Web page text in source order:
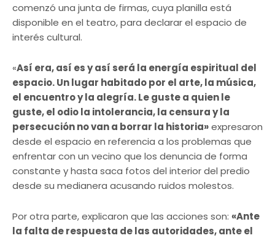
comenzó una junta de firmas, cuya planilla está
disponible en el teatro, para declarar el espacio de
interés cultural.
«Así era, así es y así será la energía espiritual del
espacio. Un lugar habitado por el arte, la música,
el encuentro y la alegría. Le guste a quien le
guste, el odio la intolerancia, la censura y la
persecución no van a borrar la historia»expresaron
desde el espacio en referencia a los problemas que
enfrentar con un vecino que los denuncia de forma
constante y hasta saca fotos del interior del predio
desde su medianera acusando ruidos molestos.
Por otra parte, explicaron que las acciones son: «Ante
la falta de respuesta de las autoridades, ante el